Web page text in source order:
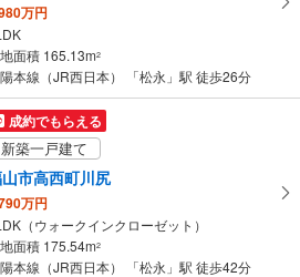
万円
面積 165.13m2
本線（JR西日本） 「松永」駅 徒歩26分
成約でもらえる
新築一戸建て
市高西町川尻
万円
（ウォークインクローゼット）
面積 175.54m2
本線（JR西日本） 「松永」駅 徒歩42分